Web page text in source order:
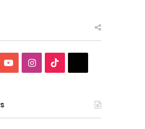
YouTubeInstagram